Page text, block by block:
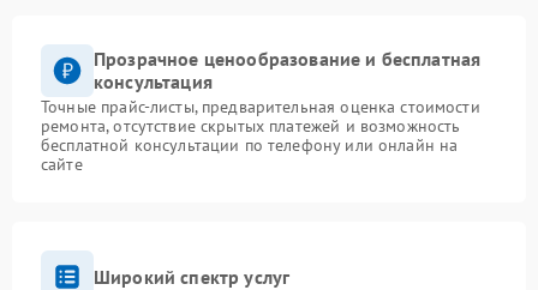
Прозрачное ценообразование и бесплатная
консультация
Точные прайс-листы, предварительная оценка стоимости
ремонта, отсутствие скрытых платежей и возможность
бесплатной консультации по телефону или онлайн на
сайте
Широкий спектр услуг